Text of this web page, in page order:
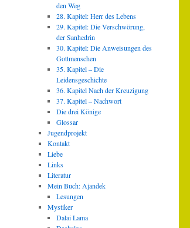
den Weg
28. Kapitel: Herr des Lebens
29. Kapitel: Die Verschwörung,
der Sanhedrin
30. Kapitel: Die Anweisungen des
Gottmenschen
35. Kapitel – Die
Leidensgeschichte
36. Kapitel Nach der Kreuzigung
37. Kapitel – Nachwort
Die drei Könige
Glossar
Jugendprojekt
Kontakt
Liebe
Links
Literatur
Mein Buch: Ajandek
Lesungen
Mystiker
Dalai Lama